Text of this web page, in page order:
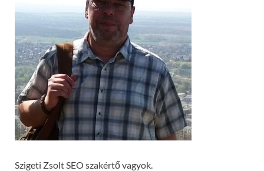
Szigeti Zsolt SEO szakértő vagyok.